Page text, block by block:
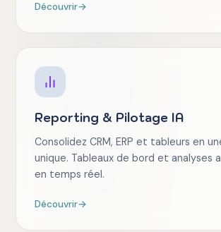
Découvrir→
Reporting & Pilotage IA
Consolidez CRM, ERP et tableurs en
unique. Tableaux de bord et analyses
en temps réel.
Découvrir→